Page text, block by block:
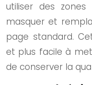
utiliser des
masquer et
page standard.
et plus facile à
de conserver la